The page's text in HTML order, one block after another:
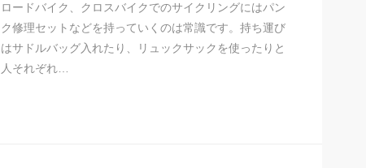
ロードバイク、クロスバイクでのサイクリングにはパン
ク修理セットなどを持っていくのは常識です。持ち運び
はサドルバッグ入れたり、リュックサックを使ったりと
人それぞれ…